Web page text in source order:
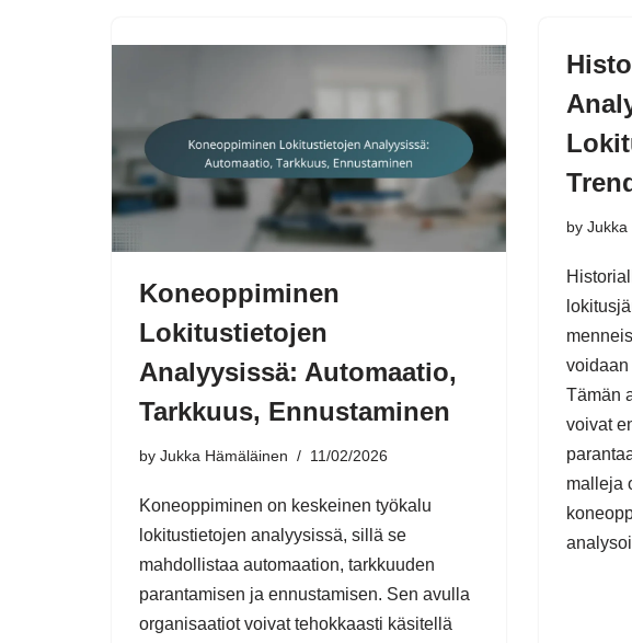
Koneoppiminen
Lokitustietojen
Analyysissä: Automaatio,
Tarkkuus, Ennustaminen
by Jukka Hämäläinen 11/02/2026
Koneoppiminen on keskeinen työkalu
lokitustietojen analyysissä, sillä se
mahdollistaa automaation, tarkkuuden
parantamisen ja ennustamisen. Sen avulla
organisaatiot voivat tehokkaasti käsitellä
by Jukka
voidaan
Tämän
voivat
malleja